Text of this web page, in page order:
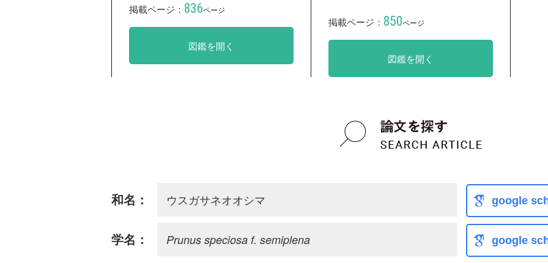
掲載ページ： 836ページ
図鑑を開く
掲載ページ： 850ページ
図鑑を開く
和名： ウスガサネオオシマ google
学名： Prunus speciosa f. semiplena google